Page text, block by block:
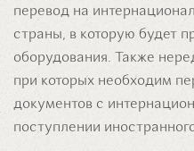
перевод на
страны, в которую будет
оборудования. Также
при которых необходим
документов с
поступлении